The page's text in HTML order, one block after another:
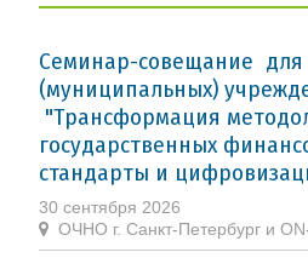
Семинар-совещание для
(муниципальных)
"Трансформация
государственных
стандарты и
30 сентября 2026
ОЧНО г. Санкт-Петербург и